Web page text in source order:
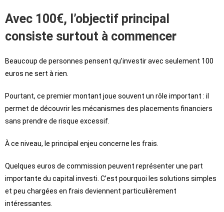
Avec 100€, l’objectif principal
consiste surtout à commencer
Beaucoup de personnes pensent qu’investir avec seulement 100
euros ne sert à rien.
Pourtant, ce premier montant joue souvent un rôle important : il
permet de découvrir les mécanismes des placements financiers
sans prendre de risque excessif.
À ce niveau, le principal enjeu concerne les frais.
Quelques euros de commission peuvent représenter une part
importante du capital investi. C’est pourquoi les solutions simples
et peu chargées en frais deviennent particulièrement
intéressantes.